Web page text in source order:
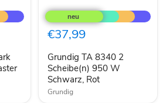
TA
8340
2
Scheibe(n)
W
Schwarz,
Rot
€37,99
Grundig TA 8340 2
Scheibe(n) 950 W
Schwarz, Rot
Grundig